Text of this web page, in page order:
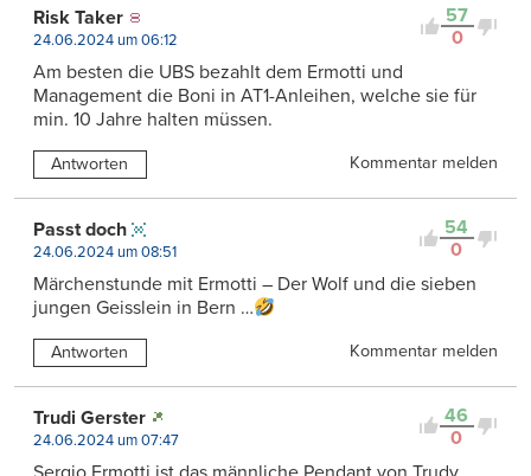
57
0
Risk Taker
24.06.2024 um 06:12
Am besten die UBS bezahlt dem Ermotti und
Management die Boni in AT1-Anleihen, welche sie für
min. 10 Jahre halten müssen.
Antworten Kommentar melden
54
0
Passt doch
24.06.2024 um 08:51
Märchenstunde mit Ermotti – Der Wolf und die sieben
jungen Geisslein in Bern …
Antworten Kommentar melden
46
0
Trudi Gerster
24.06.2024 um 07:47